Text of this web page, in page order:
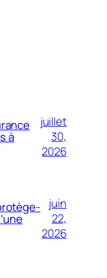
à
juillet
30,
2026
juin
22,
2026